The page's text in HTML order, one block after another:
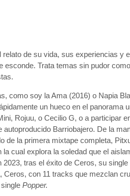
de su vida, sus experiencias y
esconde. Trata temas sin pudor
como soy la Ama (2016) o Napia
un hueco en el panorama
Rojuu, o Cecilio G, o a participar
autoproducido Barriobajero. De la
de la primera mixtape completa,
cual explora la soledad que el
2023, tras el éxito de Ceros, su
Ceros, con 11 tracks que mezclan
singlePopper.